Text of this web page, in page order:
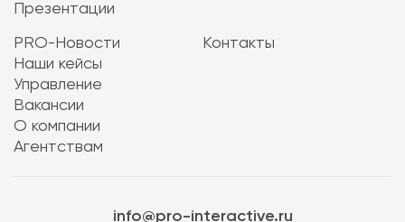
Презентации
PRO-Новости
Наши кейсы
Управление
Вакансии
О компании
Агентствам
Контакты
info@pro-interactive.ru